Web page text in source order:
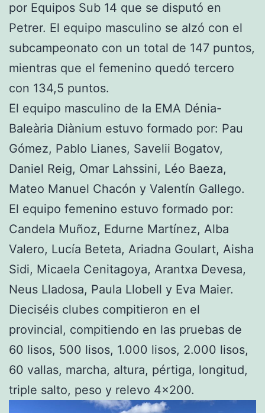
por Equipos Sub 14 que se disputó en
Petrer. El equipo masculino se alzó con el
subcampeonato con un total de 147 puntos,
mientras que el femenino quedó tercero
con 134,5 puntos.
El equipo masculino de la EMA Dénia-
Baleària Diànium estuvo formado por: Pau
Gómez, Pablo Lianes, Savelii Bogatov,
Daniel Reig, Omar Lahssini, Léo Baeza,
Mateo Manuel Chacón y Valentín Gallego.
El equipo femenino estuvo formado por:
Candela Muñoz, Edurne Martínez, Alba
Valero, Lucía Beteta, Ariadna Goulart, Aisha
Sidi, Micaela Cenitagoya, Arantxa Devesa,
Neus Lladosa, Paula Llobell y Eva Maier.
Dieciséis clubes compitieron en el
provincial, compitiendo en las pruebas de
60 lisos, 500 lisos, 1.000 lisos, 2.000 lisos,
60 vallas, marcha, altura, pértiga, longitud,
triple salto, peso y relevo 4×200.